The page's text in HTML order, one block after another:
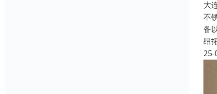
大
不
备
昂
25-